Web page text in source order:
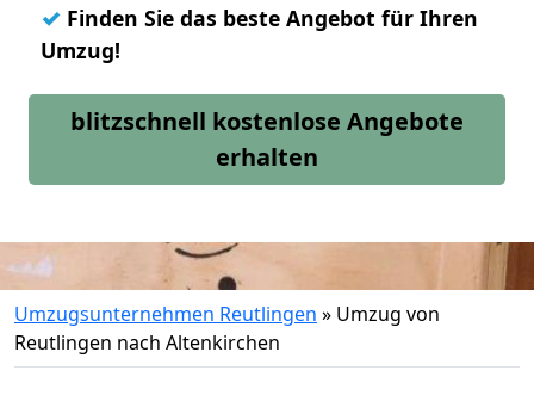
✓ Finden Sie das beste Angebot für Ihren
Umzug!
blitzschnell kostenlose Angebote
erhalten
Umzugsunternehmen Reutlingen » Umzug von
Reutlingen nach Altenkirchen